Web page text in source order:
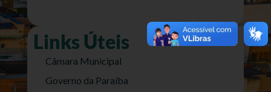
Links Úteis
Câmara Municipal
Governo da Paraíba